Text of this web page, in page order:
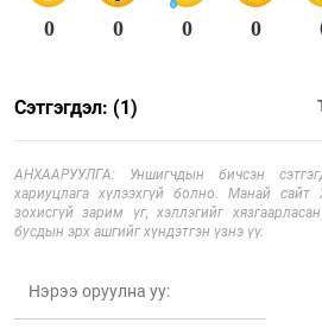
0 0 0 0
Сэтгэгдэл: (1)
АНХААРУУЛГА: Уншигчдын бичсэн
хариуцлага хүлээхгүй болно. Манай
зохисгүй зарим үг, хэллэгийг
бусдын эрх ашгийг хүндэтгэн үзнэ үү.